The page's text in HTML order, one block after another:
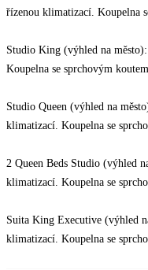
řízenou klimatizací. Koupelna
Studio King (výhled na
Koupelna se sprchovým koutem.
Studio Queen (výhled na
klimatizací. Koupelna se
2 Queen Beds Studio (výhled
klimatizací. Koupelna se
Suita King Executive (výhled
klimatizací. Koupelna se